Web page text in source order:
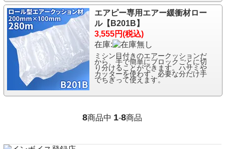
エアピー専用エアー緩衝材ロー
ル【B201B】
3,555円(税込)
在庫:
ミシン目付きのエアークッションだ
から、手で簡単にブロックごとに切
り分けることができます。ハサミや
カッターを使わず、必要な分だけ手
でちぎって使えます。
8商品中 1-8商品